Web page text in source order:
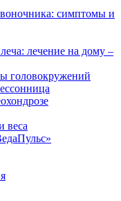
симптомы и
лечение на дому –
головокружений
веса